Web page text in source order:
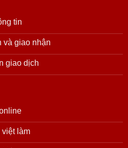
tin
và giao nhận
giao dịch
việt làm